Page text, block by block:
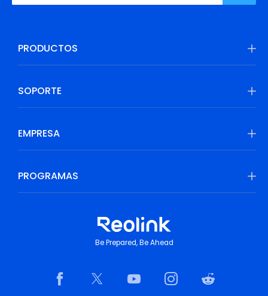
PRODUCTOS
SOPORTE
EMPRESA
PROGRAMAS
Be Prepared, Be Ahead